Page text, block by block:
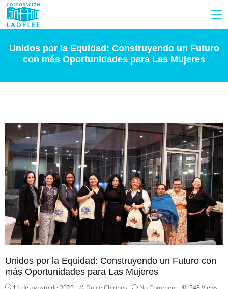
Unidos por la Equidad: Construyendo un Futuro
con más Oportunidades para Las Mujeres
Unidos por la Equidad: Construyendo un Futuro con
más Oportunidades para Las Mujeres